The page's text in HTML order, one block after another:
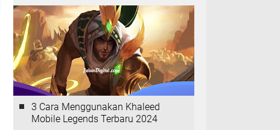
3 Cara Menggunakan Khaleed
Mobile Legends Terbaru 2024